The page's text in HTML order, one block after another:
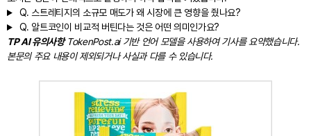
Q. 스트레티지의 소규모 매도가 왜 시장에 큰 영향을 줬나요?
Q. 알트코인이 비교적 버틴다는 것은 어떤 의미인가요?
TP AI 유의사항TokenPost.ai 기반 언어 모델을 사용하여 기사를 요약했습니다.
본문의 주요 내용이 제외되거나 사실과 다를 수 있습니다.